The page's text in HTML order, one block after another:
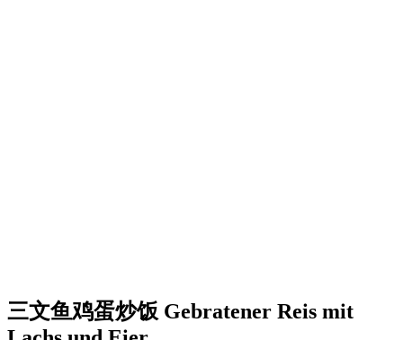
三文鱼鸡蛋炒饭 Gebratener Reis mit